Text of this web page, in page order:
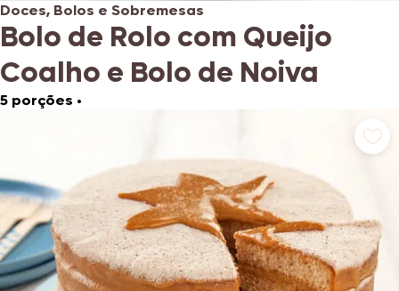
Doces, Bolos e Sobremesas
Bolo de Rolo com Queijo
Coalho e Bolo de Noiva
5 porções •